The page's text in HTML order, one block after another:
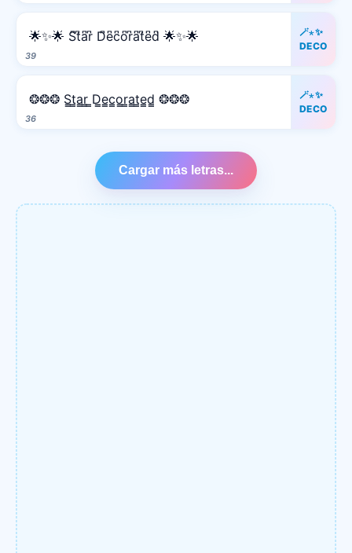
39
🌟✨🌟 S͆t͆a͆r͆ D͆e͆c͆o͆r͆a͆t͆e͆d͆ 🌟✨🌟
🪄⋆✨
DECO
36
❂❂❂ S̳t̳a̳r̳ ̳D̳e̳c̳o̳r̳a̳t̳e̳d̳ ❂❂❂
🪄⋆✨
DECO
Cargar más letras...